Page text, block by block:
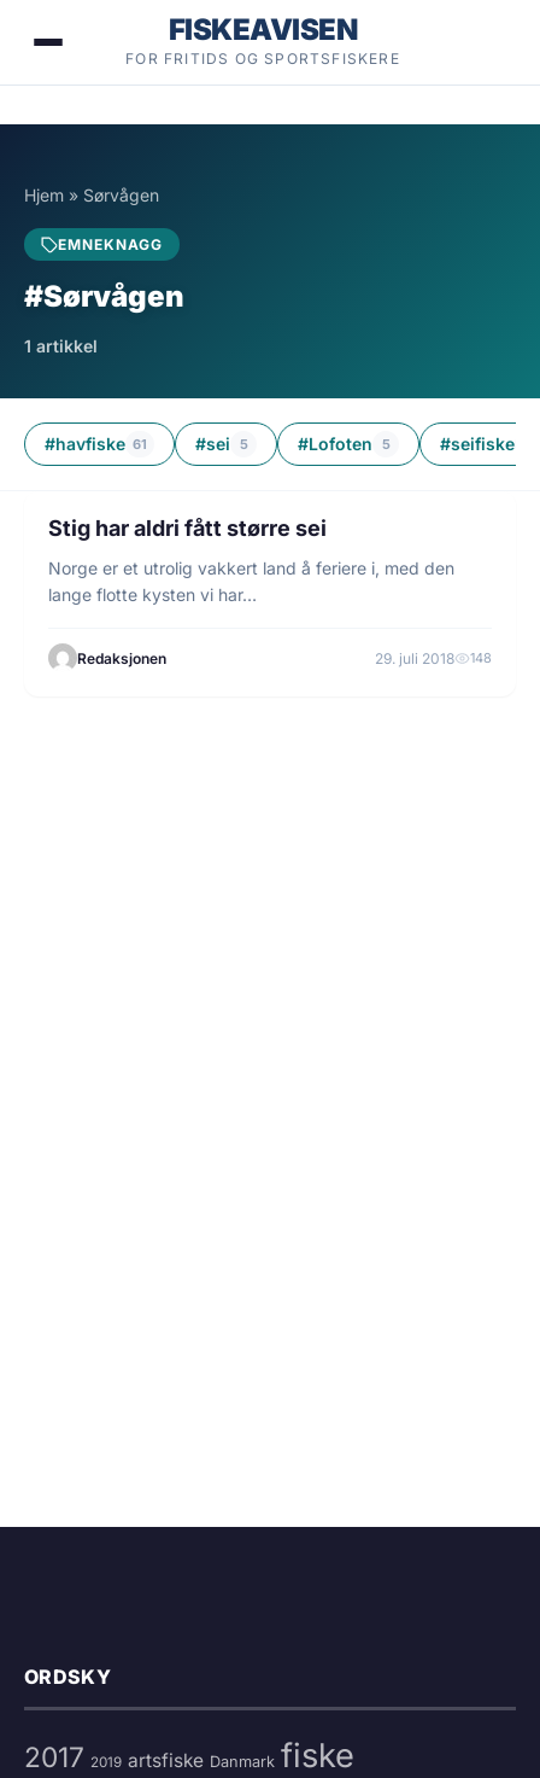
FISKEAVISEN
FOR FRITIDS OG SPORTSFISKERE
Hjem » Sørvågen
EMNEKNAGG
#Sørvågen
1 artikkel
#havfiske 61 #sei 5 #Lofoten 5 #seifiske
FISKE
2 min lesetid
Stig har aldri fått større sei
Norge er et utrolig vakkert land å feriere i, med den
lange flotte kysten vi har…
Redaksjonen 29. juli 2018 148
ORDSKY
2017 2019 artsfiske Danmark fiske